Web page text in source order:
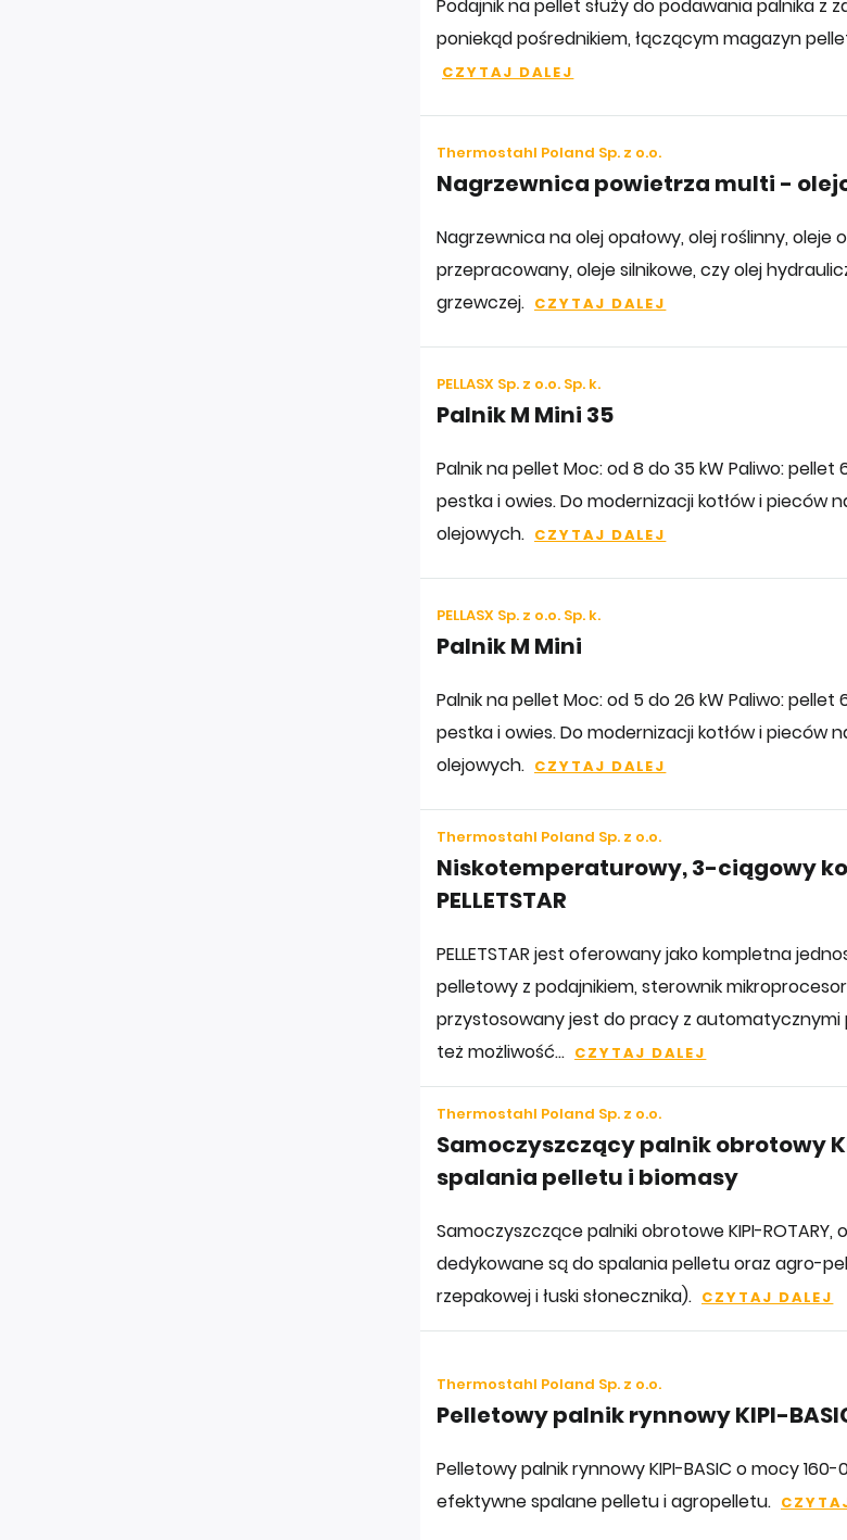
Podajnik na pellet służy do podawania palnika z
poniekąd pośrednikiem, łączącym magazyn
CZYTAJ DALEJ
Thermostahl Poland Sp. z o.o.
Nagrzewnica powietrza multi -
Nagrzewnica na olej opałowy, olej roślinny, oleje
przepracowany, oleje silnikowe, czy olej
grzewczej. CZYTAJ DALEJ
PELLASX Sp. z o.o. Sp. k.
Palnik M Mini 35
Palnik na pellet Moc: od 8 do 35 kW Paliwo:
pestka i owies. Do modernizacji kotłów i pieców
olejowych. CZYTAJ DALEJ
PELLASX Sp. z o.o. Sp. k.
Palnik M Mini
Palnik na pellet Moc: od 5 do 26 kW Paliwo:
pestka i owies. Do modernizacji kotłów i pieców
olejowych. CZYTAJ DALEJ
Thermostahl Poland Sp. z o.o.
Niskotemperaturowy, 3-ciągowy
PELLETSTAR
PELLETSTAR jest oferowany jako kompletna
pelletowy z podajnikiem, sterownik
przystosowany jest do pracy z automatycznymi
też możliwość... CZYTAJ DALEJ
Thermostahl Poland Sp. z o.o.
Samoczyszczący palnik obrotowy
spalania pelletu i biomasy
Samoczyszczące palniki obrotowe KIPI-
dedykowane są do spalania pelletu oraz agro-
rzepakowej i łuski słonecznika). CZYTAJ DALEJ
Thermostahl Poland Sp. z o.o.
Pelletowy palnik rynnowy KIPI-
Pelletowy palnik rynnowy KIPI-BASIC o mocy
efektywne spalane pelletu i agropelletu.